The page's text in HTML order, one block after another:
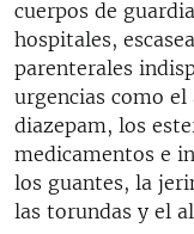
cuerpos de
hospitales,
parenterales
urgencias como
diazepam, los
medicamentos e
los guantes, la
las torundas y el